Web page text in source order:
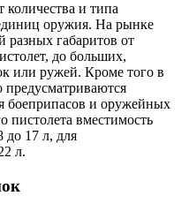
и типа
оружия. На рынке
разных габаритов от
до больших,
или ружей. Кроме того в
предусматриваются
боеприпасов и оружейных
пистолета вместимость
до 17 л, для
л.